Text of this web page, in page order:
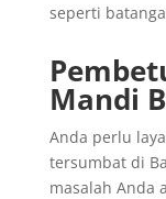
seperti
Mandi
Anda perlu
tersumbat di
masalah Anda